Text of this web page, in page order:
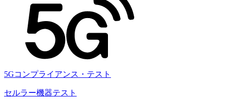
5Gコンプライアンス・テスト
セルラー機器テスト